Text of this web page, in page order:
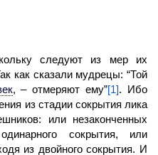
следуют из мер их
как сказали мудрецы: “Той
, – отмеряют ему”[1]. Ибо
из стадии сокрытия лика
или незаконченных
сокрытия, или
из двойного сокрытия. И